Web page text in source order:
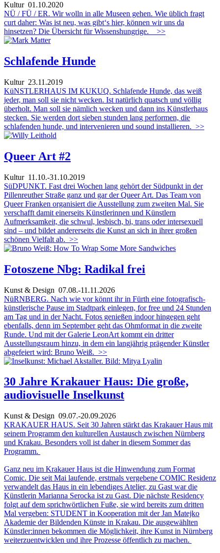
Kultur01.10.2020
NÜ / FÜ / ER. Wir wolln in alle Museen gehen. Wie üblich fragt
curt daher: Was ist neu, was gibt‘s hier, können wir uns da
hinsetzen? Die Übersicht für Wissenshungrige.
>>
Schlafende Hunde
Kultur23.11.2019
KüNSTLERHAUS IM KUKUQ. Schlafende Hunde, das weiß
jeder, man soll sie nicht wecken. Ist natürlich quatsch und völlig
überholt. Man soll sie nämlich wecken und dann ins Künstlerhaus
stecken. Sie werden dort sieben stunden lang performen, die
schlafenden hunde, und intervenieren und sound installieren. >>
Queer Art #2
Kultur11.10.-31.10.2019
SüDPUNKT. Fast drei Wochen lang gehört der Südpunkt in der
Pillenreuther Straße ganz und gar der Queer Art. Das Team von
Queer Franken organisiert die Ausstellung zum zweiten Mal. Sie
verschafft damit einerseits Künstlerinnen und Künstlern
Aufmerksamkeit, die schwul, lesbisch, bi, trans oder intersexuell
sind – und bildet andererseits die Kunst an sich in ihrer großen
schönen Vielfalt ab. >>
Fotoszene Nbg: Radikal frei
Kunst & Design 07.08.-11.11.2026
NüRNBERG. Nach wie vor könnt ihr in Fürth eine fotografisch-
künstlerische Pause im Stadtpark einlegen, for free und 24 Stunden
am Tag und in der Nacht. Fotos genießen indoor hingegen geht
ebenfalls, denn im September geht das Ohmformat in die zweite
Runde. Und mit der Galerie LeonArt kommt ein dritter
Ausstellungsraum hinzu, in dem ein langjährig prägender Künstler
abgefeiert wird: Bruno Weiß. >>
30 Jahre Krakauer Haus: Die große,
audiovisuelle Inselkunst
Kunst & Design 09.07.-20.09.2026
KRAKAUER HAUS. Seit 30 Jahren stärkt das Krakauer Haus mit
seinem Programm den kulturellen Austausch zwischen Nürnberg
und Krakau. Besonders voll ist daher in diesem Sommer das
Programm.
Ganz neu im Krakauer Haus ist die Hinwendung zum Format
Comic. Die seit Mai laufende, erstmals vergebene COMIC Residenz
verwandelt das Haus in ein lebendiges Atelier, zu Gast war die
Künstlerin Marianna Serocka ist zu Gast. Die nächste Residency
folgt auf dem sprichwörtlichen Fuße, sie wird bereits zum dritten
Mal vergeben: STUDENT in Kooperation mit der Jan Matejko
Akademie der Bildenden Künste in Krakau. Die ausgewählten
Künstler:innen bekommen die Möglichkeit, ihre Kunst in Nürnberg
weiterzuentwicklen und ihre Prozesse öffentlich zu machen.